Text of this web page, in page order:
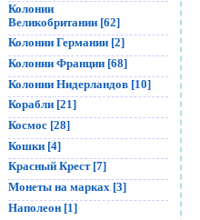
Колонии
Великобритании [62]
Колонии Германии [2]
Колонии Франции [68]
Колонии Нидерландов [10]
Корабли [21]
Космос [28]
Кошки [4]
Красный Крест [7]
Монеты на марках [3]
Наполеон [1]